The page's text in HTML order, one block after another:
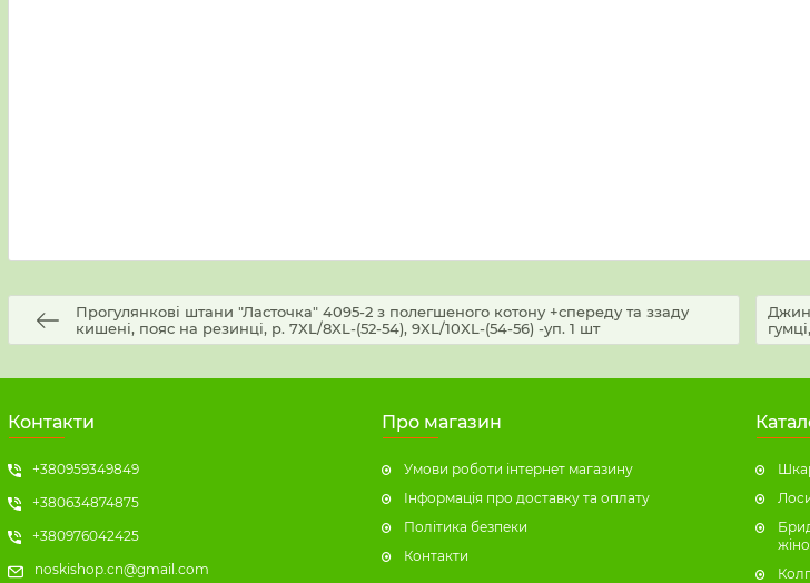
Прогулянкові штани "Ласточка" 4095-2 з полегшеного котону +спереду та ззаду
кишені, пояс на резинці, р. 7XL/8XL-(52-54), 9XL/10XL-(54-56) -уп. 1 шт
Контакти
+380959349849
+380634874875
+380976042425
noskishop.cn@gmail.com
Про магазин
Умови роботи інтернет магазину
Інформація про доставку та оплату
Політика безпеки
Контакти